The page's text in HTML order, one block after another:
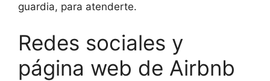
guardia, para atenderte.
Redes sociales y
página web de Airbnb